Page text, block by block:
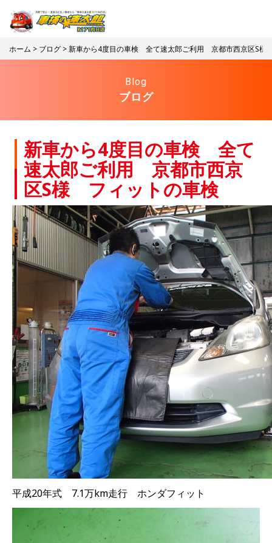
ホーム > ブログ > 新車から4度目の車検 全て速太郎ご利用 京都市西京区S様
Blog
ブログ
新車から4度目の車検 全て
速太郎ご利用 京都市西京
区S様 フィットの車検
平成20年式 7.1万km走行 ホンダフィット